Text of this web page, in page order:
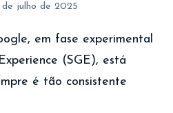
de julho de 2025
em fase experimental
(SGE), está
é tão consistente